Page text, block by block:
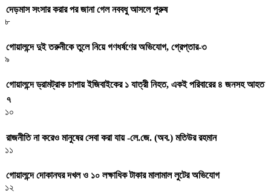
দেড়মাস সংসার করার পর জানা গেল নববধু আসলে পুরুষ
৮
গোয়ালন্দে দুই তরুনীকে তুলে নিয়ে গণধর্ষণের অভিযোগ, গ্রেপ্তার-৩
৯
গোয়ালন্দে ড্রামট্রাক চাপায় ইজিবাইকের ১ যাত্রী নিহত, একই পরিবারের ৪ জনসহ আহত
৭
১০
রাজনীতি না করেও মানুষের সেবা করা যায় -লে.জে. (অব.) মতিউর রহমান
১১
গোয়ালন্দে দোকানঘর দখল ও ১০ লক্ষাধিক টাকার মালামাল লুটের অভিযোগ
১২